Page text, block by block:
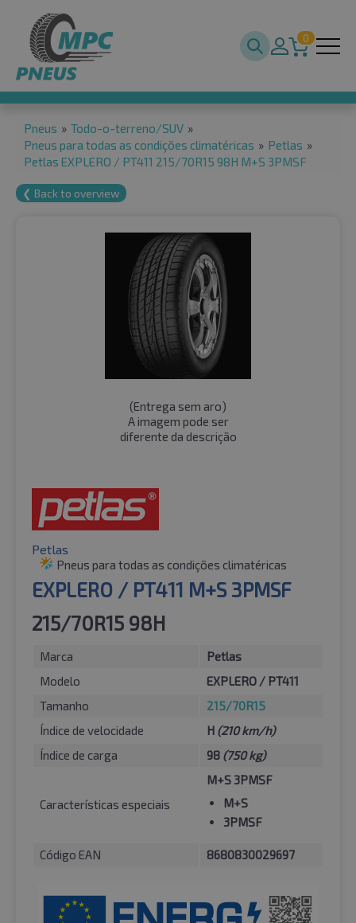
0
Pneus » Todo-o-terreno/SUV »
Pneus para todas as condições climatéricas » Petlas »
Petlas EXPLERO / PT411 215/70R15 98H M+S 3PMSF
❮ Back to overview
(Entrega sem aro)
A imagem pode ser
diferente da descrição
Petlas
Pneus para todas as condições climatéricas
EXPLERO / PT411 M+S 3PMSF
215/70R15 98H
Marca
Petlas
Modelo
EXPLERO / PT411
Tamanho
215/70R15
Índice de velocidade
H (210 km/h)
Índice de carga
98 (750 kg)
Características especiais
M+S 3PMSF
M+S
3PMSF
Código EAN 8680830029697